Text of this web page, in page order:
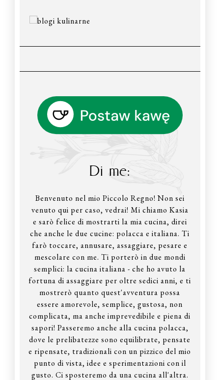
Di me:
Benvenuto nel mio Piccolo Regno! Non sei
venuto qui per caso, vedrai! Mi chiamo Kasia
e sarò felice di mostrarti la mia cucina, direi
che anche le due cucine: polacca e italiana. Ti
farò toccare, annusare, assaggiare, pesare e
mescolare con me. Ti porterò in due mondi
semplici: la cucina italiana - che ho avuto la
fortuna di assaggiare per oltre sedici anni, e ti
mostrerò quanto quest'avventura possa
essere amorevole, semplice, gustosa, non
complicata, ma anche imprevedibile e piena di
sapori! Passeremo anche alla cucina polacca,
dove le prelibatezze sono equilibrate, pensate
e ripensate, tradizionali con un pizzico del mio
punto di vista, idee e sperimentazioni con il
gusto. Ci sposteremo da una cucina all'altra.